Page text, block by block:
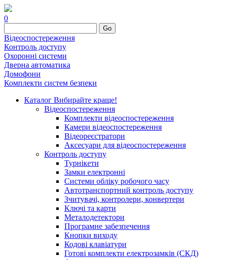
0
Go
Відеоспостереження
Контроль доступу
Охоронні системи
Дверна автоматика
Домофони
Комплекти систем безпеки
Каталог Вибирайте краще!
Відеоспостереження
Комплекти відеоспостереження
Камери відеоспостереження
Відеореєстратори
Аксесуари для відеоспостереження
Контроль доступу
Турнікети
Замки електронні
Системи обліку робочого часу
Автотранспортний контроль доступу
Зчитувачі, контролери, конвертери
Ключі та карти
Металодетектори
Програмне забезпечення
Кнопки виходу
Кодові клавіатури
Готові комплекти електрозамків (СКД)